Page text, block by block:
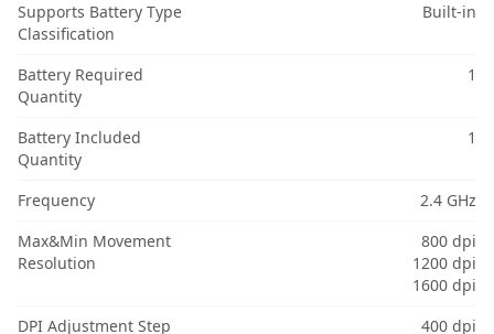
Supports Battery Type
Classification
Built-in
Battery Required
Quantity
1
Battery Included
Quantity
1
Frequency
2.4 GHz
Max&Min Movement
Resolution
800 dpi
1200 dpi
1600 dpi
DPI Adjustment Step
400 dpi